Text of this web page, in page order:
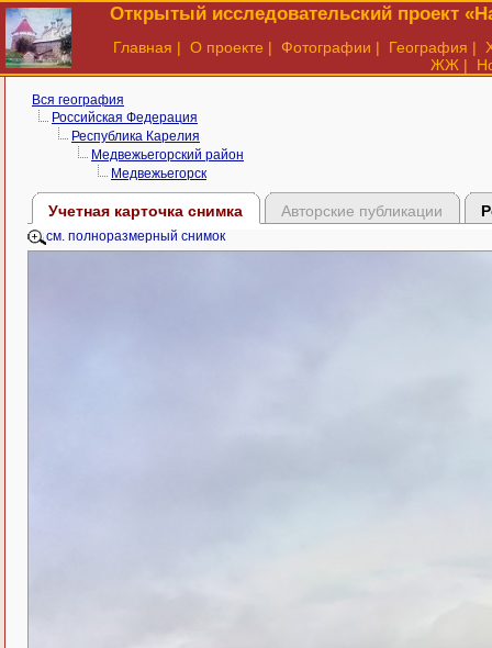
Открытый исследовательский проект
Главная | О проекте | Фотографии | География |
ЖЖ |
Вся география
Российская Федерация
Республика Карелия
Медвежьегорский район
Медвежьегорск
Учетная карточка снимка Авторские публикации
см. полноразмерный снимок